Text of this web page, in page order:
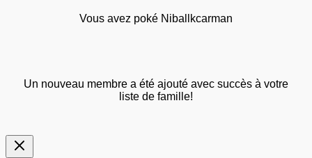
Vous avez poké Niballkcarman
Un nouveau membre a été ajouté avec succès à votre
liste de famille!